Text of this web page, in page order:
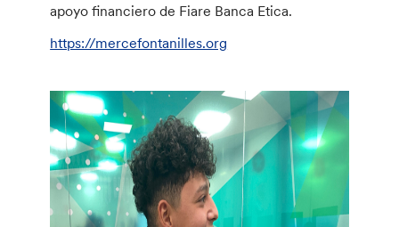
apoyo financiero de Fiare Banca Etica.
https://mercefontanilles.org